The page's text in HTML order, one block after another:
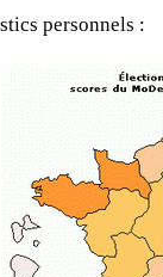
personnels :